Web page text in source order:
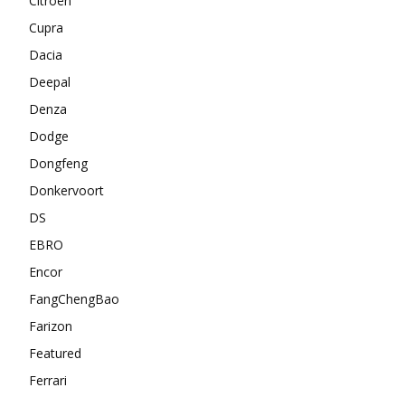
Cupra
Dacia
Deepal
Denza
Dodge
Dongfeng
Donkervoort
DS
EBRO
Encor
FangChengBao
Farizon
Featured
Ferrari